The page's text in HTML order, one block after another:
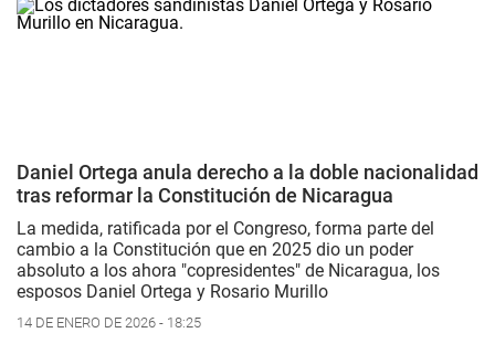
Daniel Ortega anula derecho a la doble nacionalidad
tras reformar la Constitución de Nicaragua
La medida, ratificada por el Congreso, forma parte del
cambio a la Constitución que en 2025 dio un poder
absoluto a los ahora "copresidentes" de Nicaragua, los
esposos Daniel Ortega y Rosario Murillo
14 DE ENERO DE 2026 - 18:25